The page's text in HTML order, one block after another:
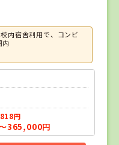
校内宿舎利用で、コンビ
円
365,000円